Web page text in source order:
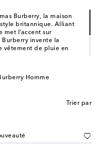
Burberry, la maison
britannique. Alliant
l’accent sur
Burberry invente la
vêtement de pluie en
est réinventée avec des
Homme
Trier par